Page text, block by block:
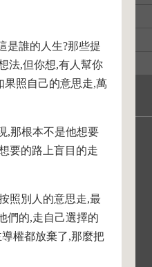
是誰的人生?那些提
法,但你想,有人幫你
果照自己的意思走,萬
,那根本不是他想要
要的路上盲目的走
照別人的意思走,最
們的,走自己選擇的
權都放棄了,那麼把